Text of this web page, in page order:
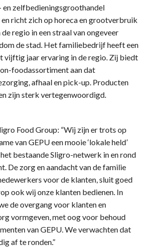
en zelfbedieningsgroothandel
richt zich op horeca en grootverbruik
regio in een straal van ongeveer
de stad. Het familiebedrijf heeft een
vijftig jaar ervaring in de regio. Zij biedt
foodassortiment aan dat
afhaal en pick-up. Producten
zijn sterk vertegenwoordigd.
Food Group: “Wij zijn er trots op
van GEPU een mooie ‘lokale held’
bestaande Sligro-netwerk in en rond
De zorg en aandacht van de familie
voor de klanten, sluit goed
ook wij onze klanten bedienen. In
de overgang voor klanten en
vormgeven, met oog voor behoud
van GEPU. We verwachten dat
af te ronden.”